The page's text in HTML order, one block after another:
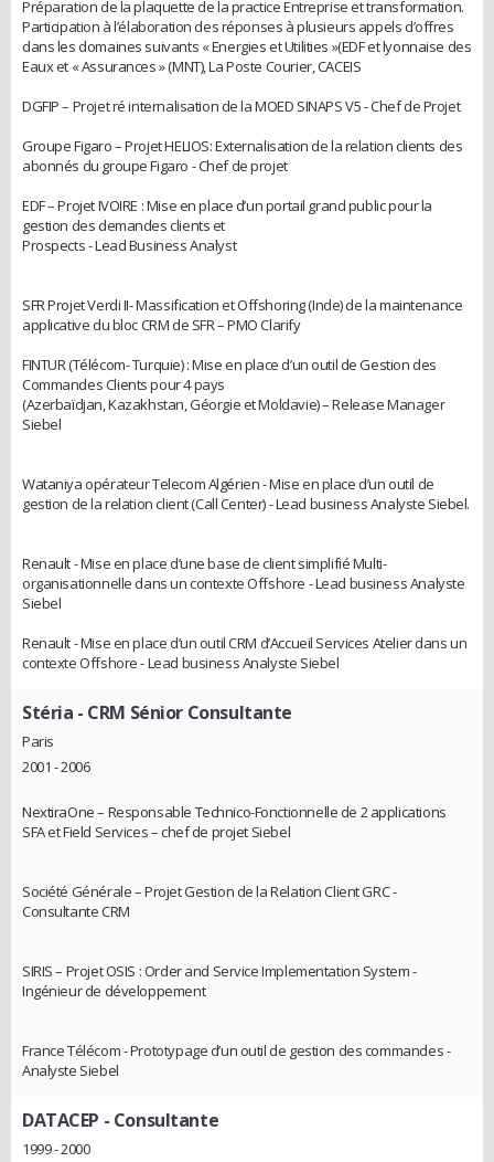
Préparation de la plaquette de la practice Entreprise et transformation.
Participation à l’élaboration des réponses à plusieurs appels d’offres
dans les domaines suivants « Energies et Utilities »(EDF et lyonnaise des
Eaux et « Assurances » (MNT), La Poste Courier, CACEIS
DGFIP – Projet ré internalisation de la MOED SINAPS V5 - Chef de Projet
Groupe Figaro – Projet HELIOS: Externalisation de la relation clients des
abonnés du groupe Figaro - Chef de projet
EDF – Projet IVOIRE : Mise en place d’un portail grand public pour la
gestion des demandes clients et
Prospects - Lead Business Analyst
SFR Projet Verdi II- Massification et Offshoring (Inde) de la maintenance
applicative du bloc CRM de SFR – PMO Clarify
FINTUR (Télécom- Turquie) : Mise en place d’un outil de Gestion des
Commandes Clients pour 4 pays
(Azerbaïdjan, Kazakhstan, Géorgie et Moldavie) – Release Manager
Siebel
Wataniya opérateur Telecom Algérien - Mise en place d’un outil de
gestion de la relation client (Call Center) - Lead business Analyste Siebel.
Renault - Mise en place d’une base de client simplifié Multi-
organisationnelle dans un contexte Offshore - Lead business Analyste
Siebel
Renault - Mise en place d’un outil CRM d’Accueil Services Atelier dans un
contexte Offshore - Lead business Analyste Siebel
Stéria - CRM Sénior Consultante
Paris
2001 - 2006
NextiraOne – Responsable Technico-Fonctionnelle de 2 applications
SFA et Field Services – chef de projet Siebel
Société Générale – Projet Gestion de la Relation Client GRC -
Consultante CRM
SIRIS – Projet OSIS : Order and Service Implementation System -
Ingénieur de développement
France Télécom - Prototypage d’un outil de gestion des commandes -
Analyste Siebel
DATACEP - Consultante
1999 - 2000